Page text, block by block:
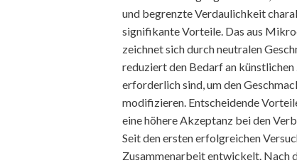
und begrenzte Verdaulichkeit
signifikante Vorteile. Das aus
zeichnet sich durch neutralen
reduziert den Bedarf an
erforderlich sind, um den
modifizieren. Entscheidende
eine höhere Akzeptanz bei den
Seit den ersten erfolgreichen
Zusammenarbeit entwickelt. Nach